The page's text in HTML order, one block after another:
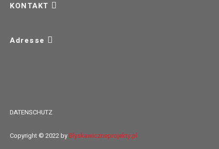
KONTAKT
Adresse
DATENSCHUTZ
Copyright © 2022 byBlyskawiczneprojekty.pl